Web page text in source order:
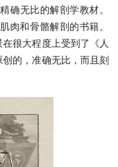
确无比的解剖学教材。
肉和骨骼解剖的书籍。
很大程度上受到了《人
的，准确无比，而且刻